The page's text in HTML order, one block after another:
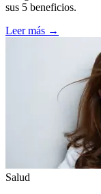
sus 5 beneficios.
Leer más →
Salud